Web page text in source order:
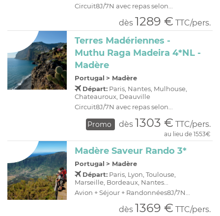
Circuit8J/7N avec repas selon...
dès 1289 € TTC/pers.
Terres Madériennes -
Muthu Raga Madeira 4*NL -
Madère
Portugal > Madère
Départ: Paris, Nantes, Mulhouse,
Chateauroux, Deauville
Circuit8J/7N avec repas selon...
Promo dès 1303 € TTC/pers.
au lieu de 1553€
Madère Saveur Rando 3*
Portugal > Madère
Départ: Paris, Lyon, Toulouse,
Marseille, Bordeaux, Nantes...
Avion + Séjour + Randonnées8J/7N...
dès 1369 € TTC/pers.